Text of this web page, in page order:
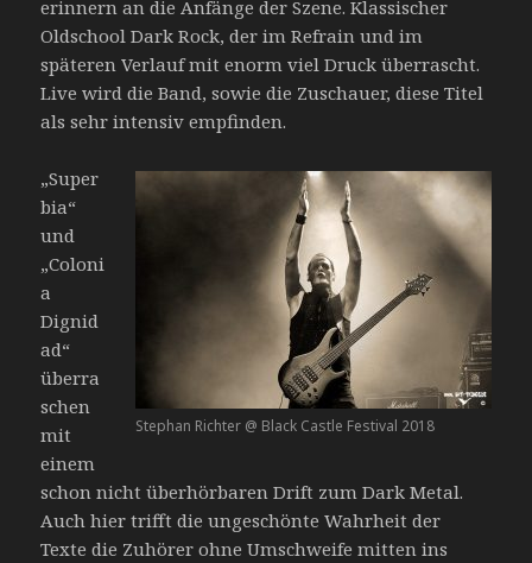
erinnern an die Anfänge der Szene. Klassischer
Oldschool Dark Rock, der im Refrain und im
späteren Verlauf mit enorm viel Druck überrascht.
Live wird die Band, sowie die Zuschauer, diese Titel
als sehr intensiv empfinden.
Stephan Richter @ Black Castle Festival 2018
„Super
bia“
und
„Coloni
a
Dignid
ad“
überra
schen
mit
einem
schon nicht überhörbaren Drift zum Dark Metal.
Auch hier trifft die ungeschönte Wahrheit der
Texte die Zuhörer ohne Umschweife mitten ins